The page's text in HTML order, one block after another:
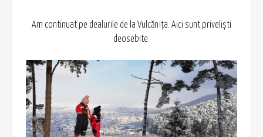
Am continuat pe dealurile de la Vulcănița. Aici sunt priveliști
deosebite.